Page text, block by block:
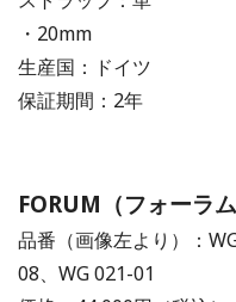
・20mm
生産国：ドイツ
保証期間：2年
FORUM（フォーラ
品番（画像左より）：
08、WG 021-01